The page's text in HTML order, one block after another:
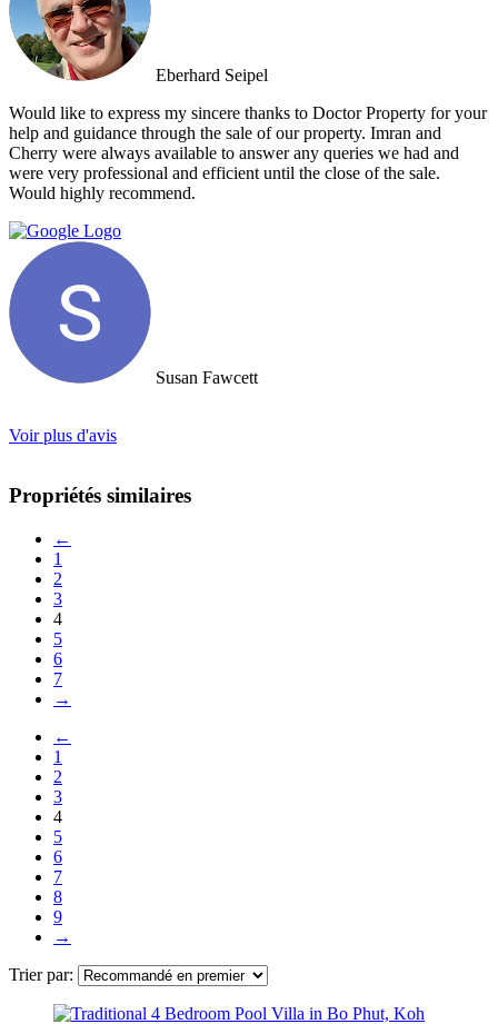
Eberhard Seipel
Would like to express my sincere thanks to Doctor Property for your
help and guidance through the sale of our property. Imran and
Cherry were always available to answer any queries we had and
were very professional and efficient until the close of the sale.
Would highly recommend.
Susan Fawcett
Voir plus d'avis
Propriétés similaires
←
1
2
3
4
5
6
7
→
←
1
2
3
4
5
6
7
8
9
→
Trier par: